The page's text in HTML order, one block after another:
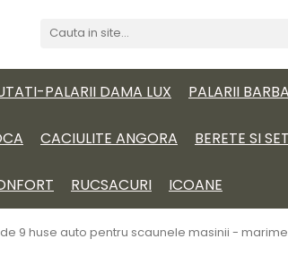
PALARII DAMA LUX PALARII
CACIULITE ANGORA BERETE SI
RUCSACURI ICOANE
9 huse auto pentru scaunele masinii -